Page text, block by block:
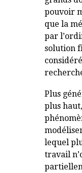
pouvoir
que la
par
solution
Plus
plus
lequel
travail